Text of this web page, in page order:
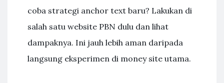
coba strategi anchor text baru? Lakukan di
salah satu website PBN dulu dan lihat
dampaknya. Ini jauh lebih aman daripada
langsung eksperimen di money site utama.